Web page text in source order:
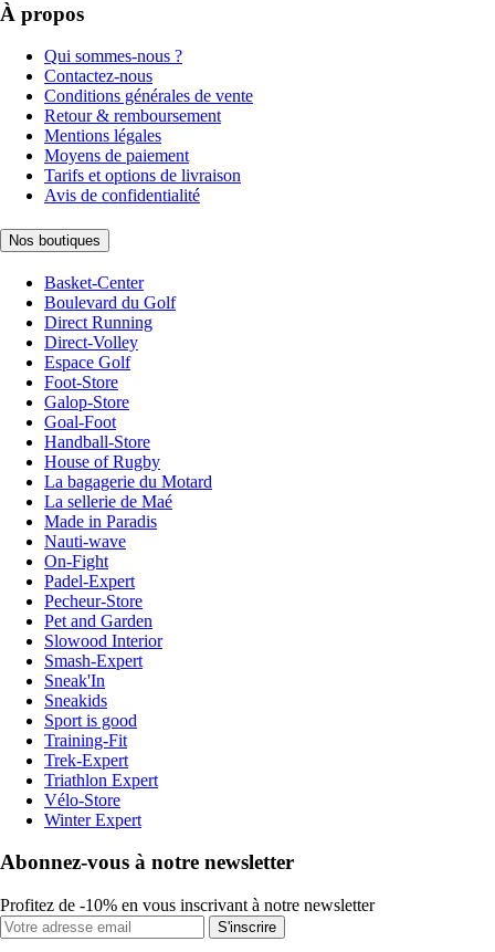
À propos
Qui sommes-nous ?
Contactez-nous
Conditions générales de vente
Retour & remboursement
Mentions légales
Moyens de paiement
Tarifs et options de livraison
Avis de confidentialité
Nos boutiques
Basket-Center
Boulevard du Golf
Direct Running
Direct-Volley
Espace Golf
Foot-Store
Galop-Store
Goal-Foot
Handball-Store
House of Rugby
La bagagerie du Motard
La sellerie de Maé
Made in Paradis
Nauti-wave
On-Fight
Padel-Expert
Pecheur-Store
Pet and Garden
Slowood Interior
Smash-Expert
Sneak'In
Sneakids
Sport is good
Training-Fit
Trek-Expert
Triathlon Expert
Vélo-Store
Winter Expert
Abonnez-vous à notre newsletter
Profitez de -10% en vous inscrivant à notre newsletter
S'inscrire